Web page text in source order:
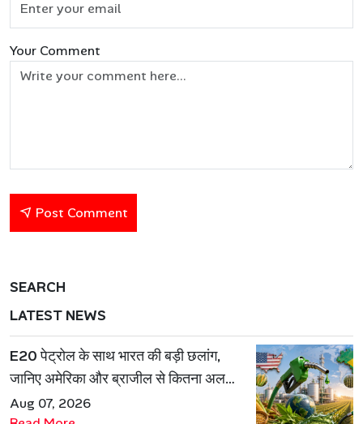
Your Comment
Post Comment
SEARCH
LATEST NEWS
E20 पेट्रोल के साथ भारत की बड़ी छलांग,
जानिए अमेरिका और ब्राजील से कितना अलग
है एथेनॉल मॉडल
Aug 07, 2026